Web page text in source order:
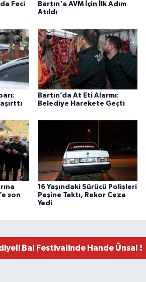
Feci
Bartın'a AVM İçin İlk Adım
Atıldı
Bartın’da At Eti Alarmı:
Belediye Harekete Geçti
son
16 Yaşındaki Sürücü Polisleri
Peşine Taktı, Rekor Ceza
Yedi
Bal Festivalinde Hande Ünsal